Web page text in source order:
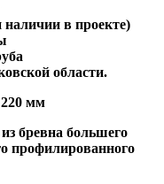
в проекте)
области.
мм
бревна большего
профилированного